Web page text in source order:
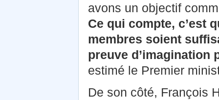
avons un objectif
Ce qui compte, c’est
membres soient
preuve d’imagination
estimé le Premier
De son côté, François